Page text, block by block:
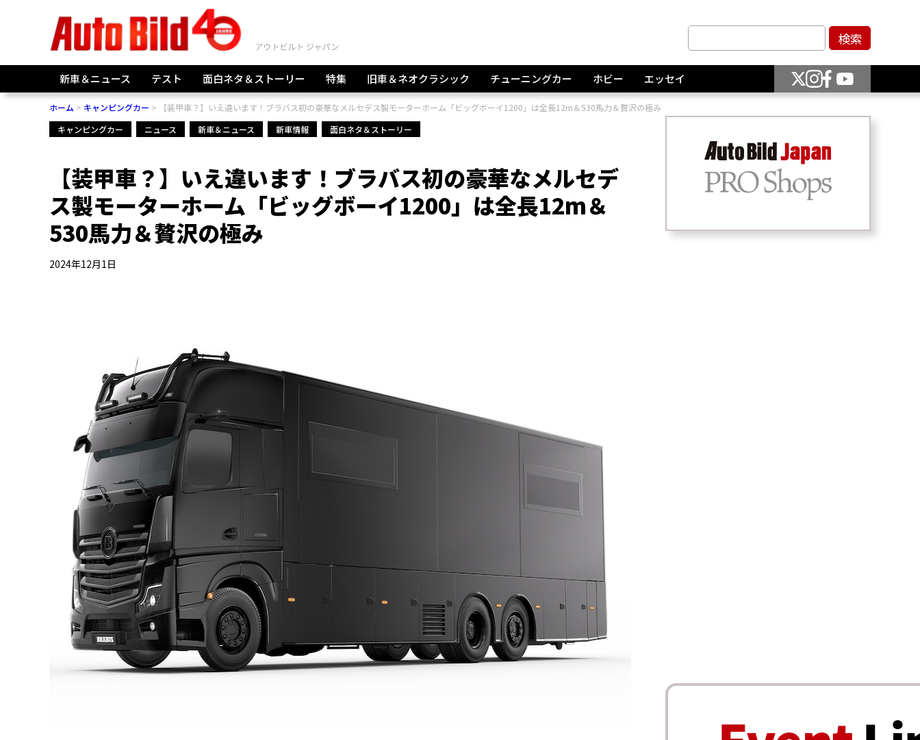
新車＆ニュース テスト 面白ネタ＆ストーリー 特集 旧車＆ネオクラシック チューニングカー ホビー エッセイ
ホーム キャンピングカー
【装甲車？】いえ違います！ブラバス初の豪華なメルセデス製モーターホーム「ビッグボーイ1200」は全長12m＆530馬力＆贅沢の極み
キャンピングカー
ニュース 新車＆ニュース 新車情報 面白ネタ＆ストーリー
【装甲車？】いえ違います！ブラバス初の豪華なメルセデ
ス製モーターホーム「ビッグボーイ1200」は全長12m＆
530馬力＆贅沢の極み
2024年12月1日